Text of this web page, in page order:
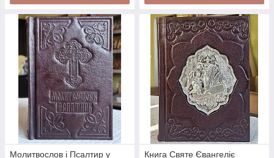
Молитвослов і Псалтир у
Книга Святе Євангеліє